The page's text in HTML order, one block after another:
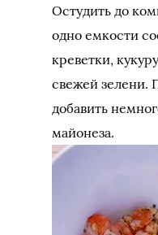
Остудить до
одно емкости
креветки,
свежей зелени.
добавить
майонеза.